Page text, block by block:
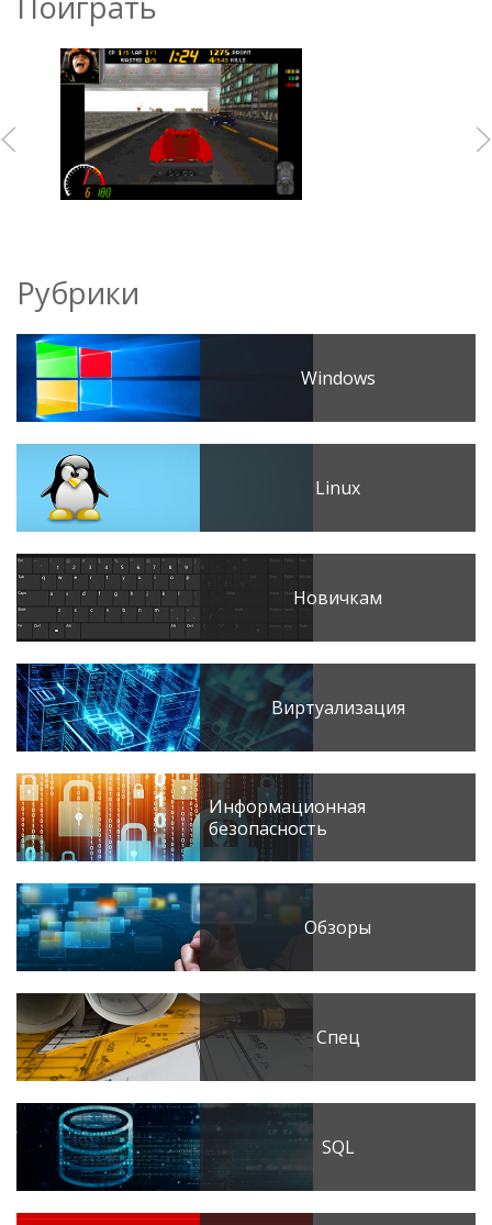
Рубрики
Windows
Linux
Новичкам
Виртуализация
Информационная
безопасность
Обзоры
Спец
SQL